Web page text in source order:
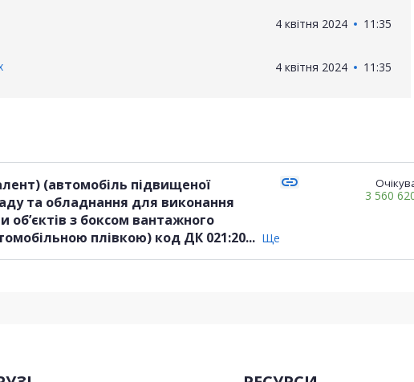
4 квітня 2024 11:35
4 квітня 2024 11:35
(автомобіль підвищеної
та обладнання для виконання
об’єктів з боксом вантажного
відділення та обклеєний захисною автомобільною плівкою) код ДК 021:20... Ще
link
3 560